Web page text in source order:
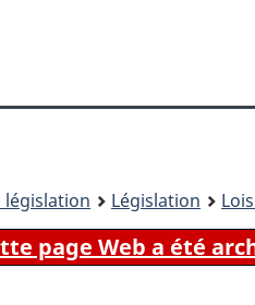
À
site
législation Législation
page Web a été